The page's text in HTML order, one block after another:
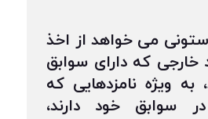
می خواهد از اخذ
خارجی که دارای سوابق
ویژه نامزدهایی که
سوابق خود دارند،